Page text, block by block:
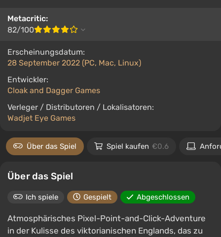
Metacritic:
82/100
Erscheinungsdatum:
28 September 2022 (PC, Mac, Linux)
Entwickler:
Cloak and Dagger Games
Verleger / Distributoren / Lokalisatoren:
Wadjet Eye Games
Über das Spiel Spiel kaufen €0.6
Über das Spiel
Ich spiele Gespielt Abgeschlossen
Atmosphärisches Pixel-Point-and-Click-Adventure
in der Kulisse des viktorianischen Englands, das zu